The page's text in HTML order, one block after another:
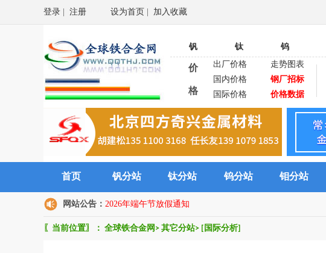
登录 注册 设为首页 加入收藏
钒 钛 钨
价
格
出厂价格
走势图表
国内价格
钢厂招标
国际价格
价格数据
首页 钒分站 钛分站 钨分站 钼分站
网站公告： 2026年端午节放假通知
〖当前位置〗： 全球铁合金网 > 其它分站> [国际分析]